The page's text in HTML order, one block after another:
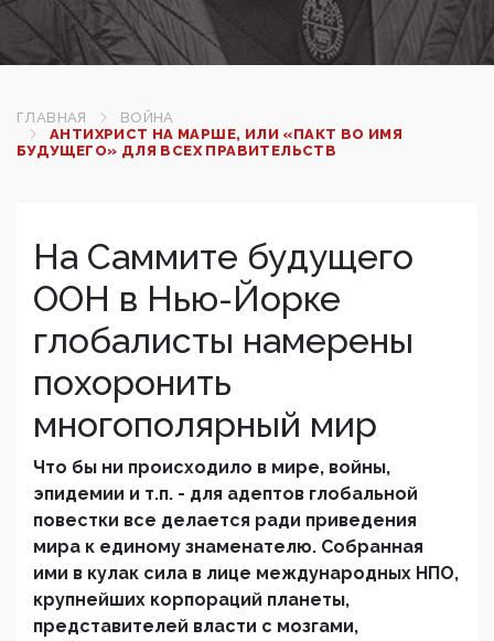
ГЛАВНАЯ
ВОЙНА
АНТИХРИСТ НА МАРШЕ, ИЛИ «ПАКТ ВО ИМЯ
БУДУЩЕГО» ДЛЯ ВСЕХ ПРАВИТЕЛЬСТВ
На Саммите будущего
ООН в Нью-Йорке
глобалисты намерены
похоронить
многополярный мир
Что бы ни происходило в мире, войны,
эпидемии и т.п. - для адептов глобальной
повестки все делается ради приведения
мира к единому знаменателю. Собранная
ими в кулак сила в лице международных НПО,
крупнейших корпораций планеты,
представителей власти с мозгами,